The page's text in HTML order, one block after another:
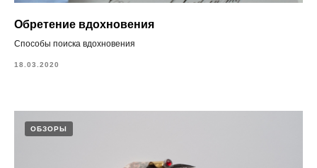
Обретение вдохновения
Способы поиска вдохновения
18.03.2020
ОБЗОРЫ